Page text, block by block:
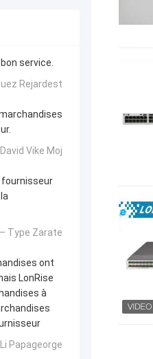
service.
Rejardest
Vike Moj
fournisseur
Type Zarate
ont
LonRise
à
Papageorge